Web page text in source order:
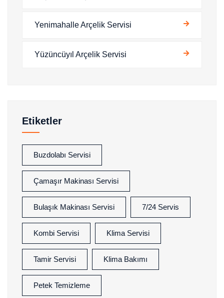
Yenimahalle Arçelik Servisi
Yüzüncüyıl Arçelik Servisi
Etiketler
Buzdolabı Servisi
Çamaşır Makinası Servisi
Bulaşık Makinası Servisi 7/24 Servis
Kombi Servisi Klima Servisi
Tamir Servisi Klima Bakımı
Petek Temizleme